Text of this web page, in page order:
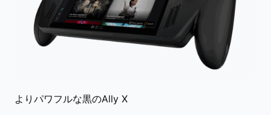
よりパワフルな黒のAlly X